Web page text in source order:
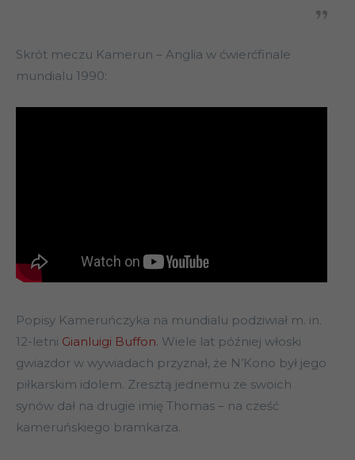
Skrót meczu Kamerun – Anglia w ćwierćfinale
mundialu 1990:
Popisy Kameruńczyka na mundialu podziwiał m. in.
12-letni Gianluigi Buffon. Wiele lat później włoski
gwiazdor w wywiadach przyznał, że N’Kono był jego
piłkarskim idolem. Zresztą jednemu ze swoich
synów dał na drugie imię Thomas – na cześć
kameruńskiego bramkarza.